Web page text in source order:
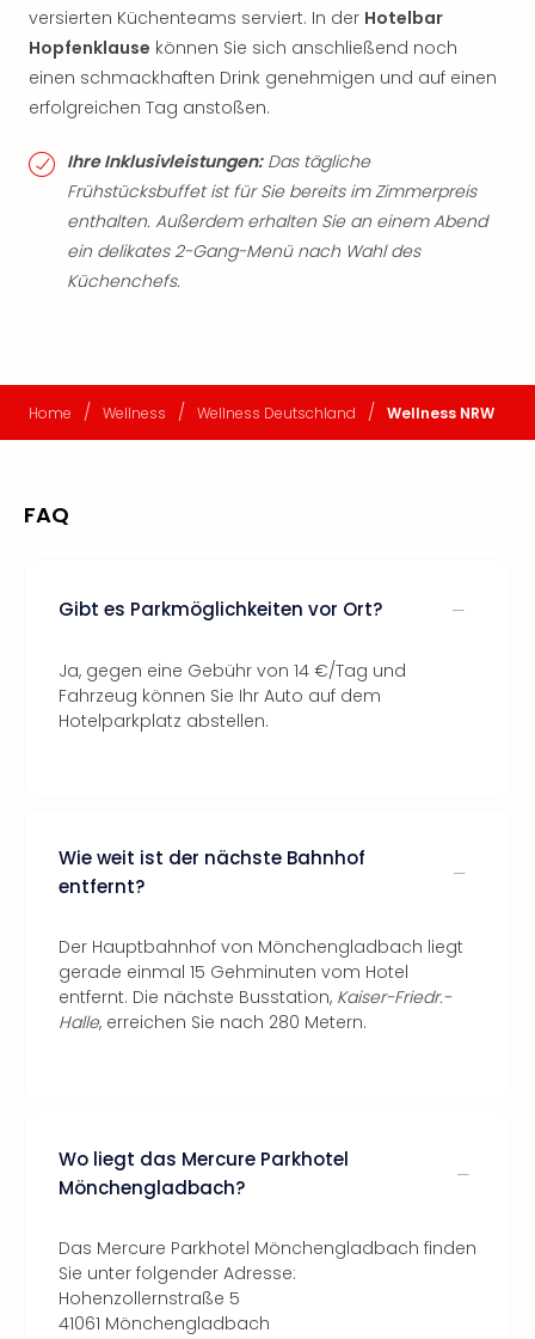
versierten Küchenteams serviert. In der Hotelbar
Hopfenklause können Sie sich anschließend noch
einen schmackhaften Drink genehmigen und auf einen
erfolgreichen Tag anstoßen.
Ihre Inklusivleistungen:Das tägliche
Frühstücksbuffet ist für Sie bereits im Zimmerpreis
enthalten. Außerdem erhalten Sie an einem Abend
ein delikates 2-Gang-Menü nach Wahl des
Küchenchefs.
Home / Wellness / Wellness Deutschland / Wellness NRW
FAQ
Gibt es Parkmöglichkeiten vor Ort?
Ja, gegen eine Gebühr von 14 €/Tag und
Fahrzeug können Sie Ihr Auto auf dem
Hotelparkplatz abstellen.
Wie weit ist der nächste Bahnhof
entfernt?
Der Hauptbahnhof von Mönchengladbach liegt
gerade einmal 15 Gehminuten vom Hotel
entfernt. Die nächste Busstation, Kaiser-Friedr.-
Halle, erreichen Sie nach 280 Metern.
Wo liegt das Mercure Parkhotel
Mönchengladbach?
Das Mercure Parkhotel Mönchengladbach finden
Sie unter folgender Adresse:
Hohenzollernstraße 5
41061 Mönchengladbach